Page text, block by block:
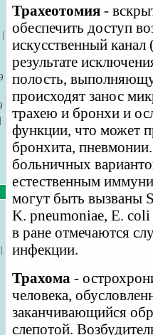
|
|
|
Трахеотомия -
обеспечить доступ
искусственный
результате
полость,
происходят занос
трахею и бронхи и
функции, что может
бронхита,
больничных
естественным
могут быть вызваны
K. pneumoniae, E.
в ране отмечаются
инфекции.
Трахома -
человека,
заканчивающийся
слепотой.